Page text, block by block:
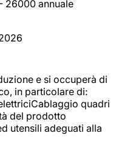
26000 annuale
e si occuperà di
in particolare di:
quadri
del prodotto
utensili adeguati alla